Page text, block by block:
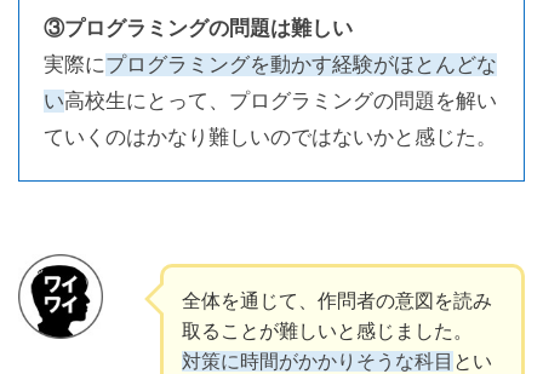
③プログラミングの問題は難しい
実際にプログラミングを動かす経験がほとんどな
い高校生にとって、プログラミングの問題を解い
ていくのはかなり難しいのではないかと感じた。
全体を通じて、作問者の意図を読み
取ることが難しいと感じました。
対策に時間がかかりそうな科目 とい